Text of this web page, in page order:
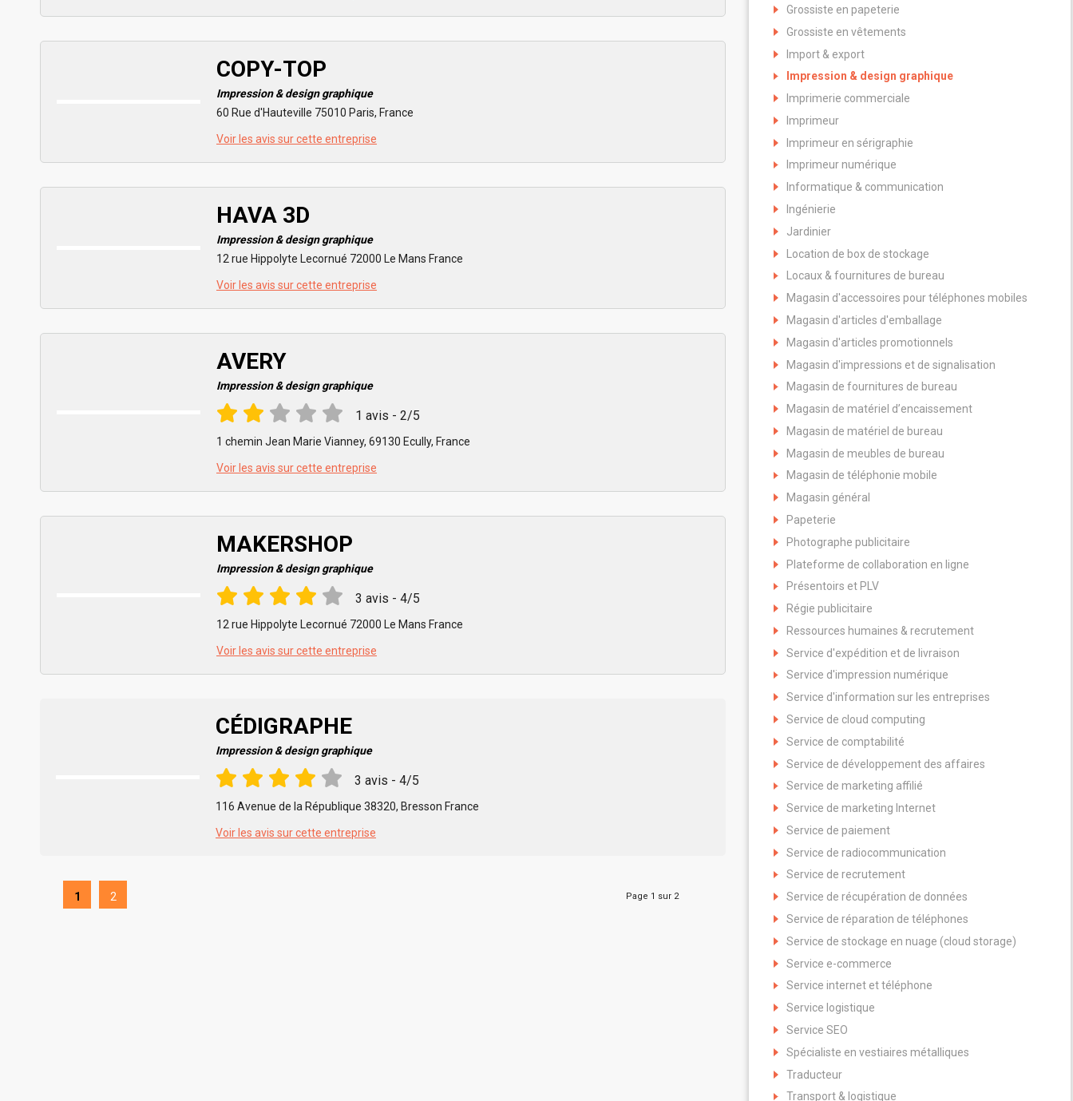
COPY-TOP
Impression & design graphique
60 Rue d'Hauteville 75010 Paris, France
Voir les avis sur cette entreprise
HAVA 3D
Impression & design graphique
12 rue Hippolyte Lecornué 72000 Le Mans France
Voir les avis sur cette entreprise
AVERY
Impression & design graphique
1 avis - 2/5
1 chemin Jean Marie Vianney, 69130 Ecully, France
Voir les avis sur cette entreprise
MAKERSHOP
Impression & design graphique
3 avis - 4/5
12 rue Hippolyte Lecornué 72000 Le Mans France
Voir les avis sur cette entreprise
CÉDIGRAPHE
Impression & design graphique
3 avis - 4/5
116 Avenue de la République 38320, Bresson France
Voir les avis sur cette entreprise
Page 1 sur 2
1 2
Grossiste en papeterie
Grossiste en vêtements
Import & export
Impression & design graphique
Imprimerie commerciale
Imprimeur
Imprimeur en sérigraphie
Imprimeur numérique
Informatique & communication
Ingénierie
Jardinier
Location de box de stockage
Locaux & fournitures de bureau
Magasin d'accessoires pour téléphones mobiles
Magasin d'articles d'emballage
Magasin d'articles promotionnels
Magasin d'impressions et de signalisation
Magasin de fournitures de bureau
Magasin de matériel d’encaissement
Magasin de matériel de bureau
Magasin de meubles de bureau
Magasin de téléphonie mobile
Magasin général
Papeterie
Photographe publicitaire
Plateforme de collaboration en ligne
Présentoirs et PLV
Régie publicitaire
Ressources humaines & recrutement
Service d'expédition et de livraison
Service d'impression numérique
Service d'information sur les entreprises
Service de cloud computing
Service de comptabilité
Service de développement des affaires
Service de marketing affilié
Service de marketing Internet
Service de paiement
Service de radiocommunication
Service de recrutement
Service de récupération de données
Service de réparation de téléphones
Service de stockage en nuage (cloud storage)
Service e-commerce
Service internet et téléphone
Service logistique
Service SEO
Spécialiste en vestiaires métalliques
Traducteur
Transport & logistique